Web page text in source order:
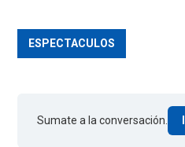
ESPECTACULOS
Sumate a la conversación.